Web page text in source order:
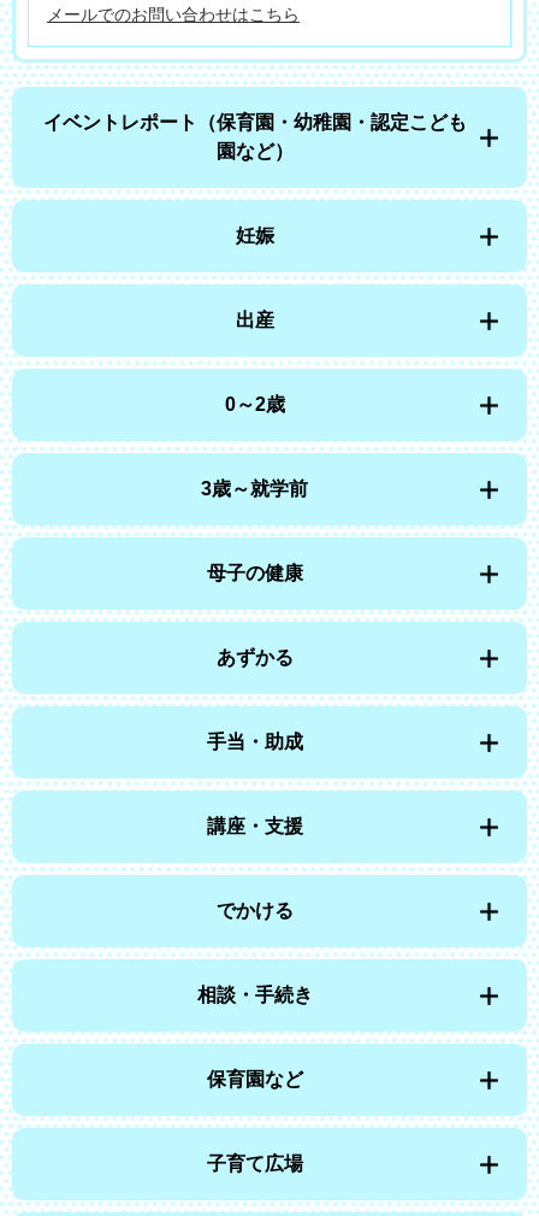
メールでのお問い合わせはこちら
イベントレポート（保育園・幼稚園・認定こども
園など）
妊娠
出産
0～2歳
3歳～就学前
母子の健康
あずかる
手当・助成
講座・支援
でかける
相談・手続き
保育園など
子育て広場